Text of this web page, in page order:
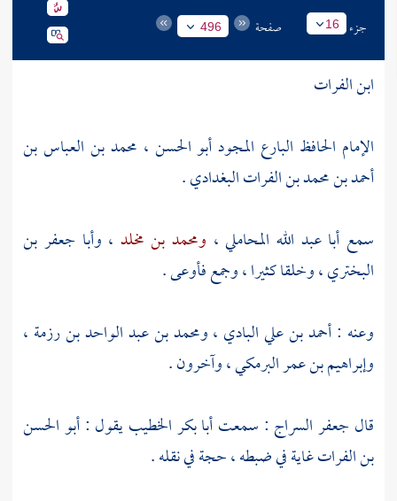
جزء 16 صفحة 496
ابن الفرات
الإمام الحافظ البارع المجودأبو الحسن ، محمد بن العباس بن
أحمد بن محمد بن الفرات البغدادي.
سمع أبا عبد الله المحاملي ، ومحمد بن مخلد ، وأبا جعفر بن
البختري، وخلقا كثيرا ، وجمع فأوعى .
وعنه :أحمد بن علي البادي ،ومحمد بن عبد الواحد بن رزمة ،
وإبراهيم بن عمر البرمكي، وآخرون .
قال جعفر السراج : سمعتأبا بكر الخطيبيقول :أبو الحسن
بن الفراتغاية في ضبطه ، حجة في نقله .